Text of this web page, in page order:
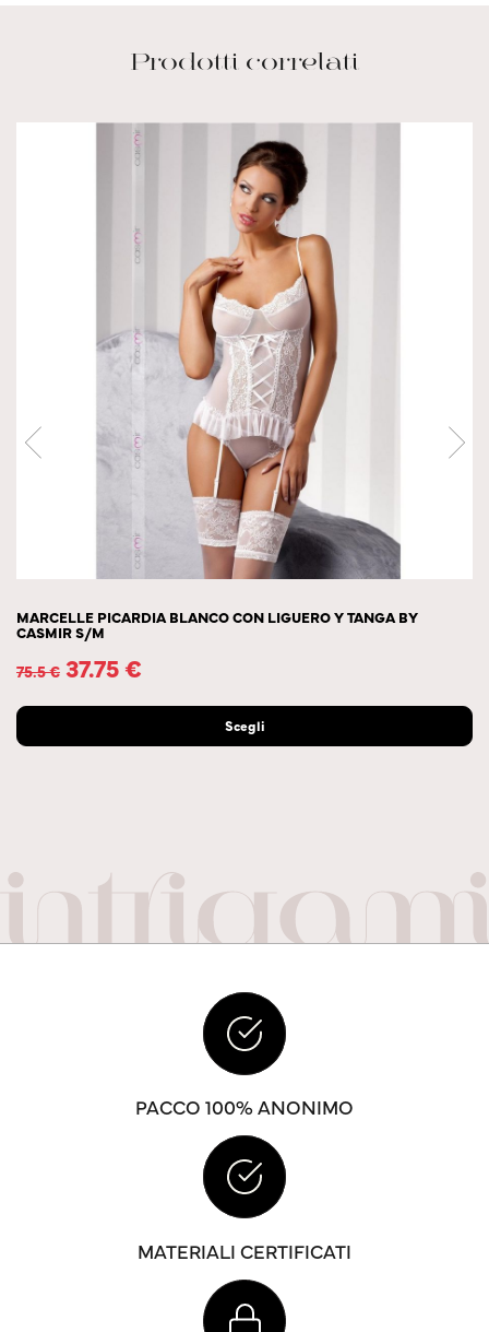
Prodotti correlati
MARCELLE PICARDIA BLANCO CON LIGUERO Y TANGA BY
CASMIR S/M
75.5€ 37.75€
Scegli
PACCO 100% ANONIMO
MATERIALI CERTIFICATI